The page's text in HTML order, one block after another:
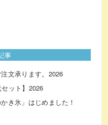
事
文承ります。2026
ット】2026
き氷」はじめました！